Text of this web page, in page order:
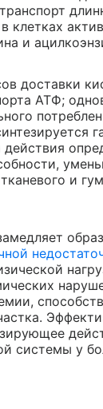
клетках
и
доставки
АТФ;
и
системы у